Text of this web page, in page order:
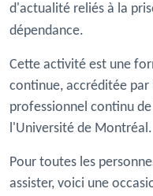
d'actualité reliés à la
dépendance.
Cette activité est une
continue, accréditée
professionnel continu
l'Université de Montréal.
Pour toutes les
assister, voici une